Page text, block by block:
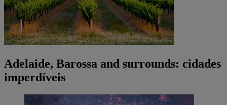
Adelaide, Barossa and surrounds: cidades
imperdíveis